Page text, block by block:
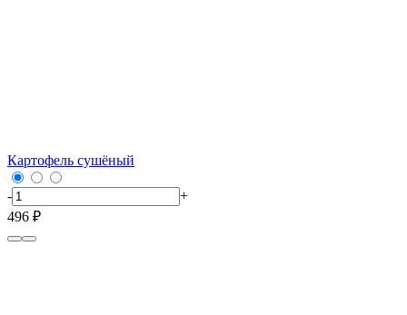
Картофель сушёный
-
+
496 ₽